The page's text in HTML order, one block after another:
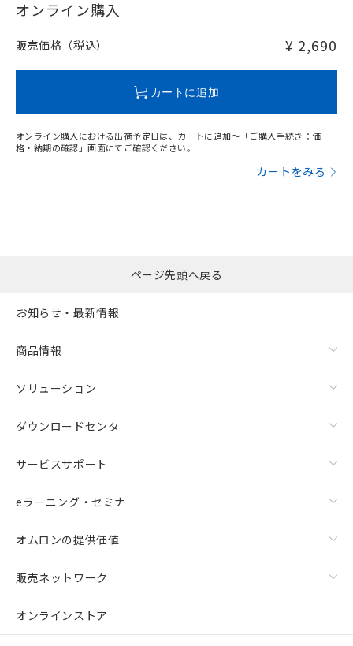
在庫等で未対応品が混在する可能性があります。
問い合わせください。
オンライン購入
販売価格（税込） ¥ 2,690
カートに追加
オンライン購入における出荷予定日は、カートに追加～「ご購入手続き：価
格・納期の確認」画面にてご確認ください。
カートをみる
ページ先頭へ戻る
お知らせ・最新情報
商品情報
ソリューション
ダウンロードセンタ
サービスサポート
eラーニング・セミナ
オムロンの提供価値
販売ネットワーク
オンラインストア